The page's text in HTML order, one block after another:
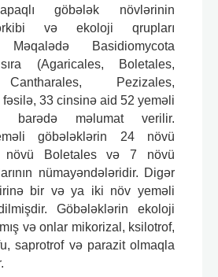
göbələk növlərinin
və ekoloji qrupları
Məqalədə Basidiomycota
(Agaricales, Boletales,
Pezizales,
33 cinsinə aid 52 yeməli
barədə məlumat verilir.
göbələklərin 24 növü
növü Boletales və 7 növü
nümayəndələridir. Digər
bir və ya iki növ yeməli
Göbələklərin ekoloji
və onlar mikorizal, ksilotrof,
saprotrof və parazit olmaqla